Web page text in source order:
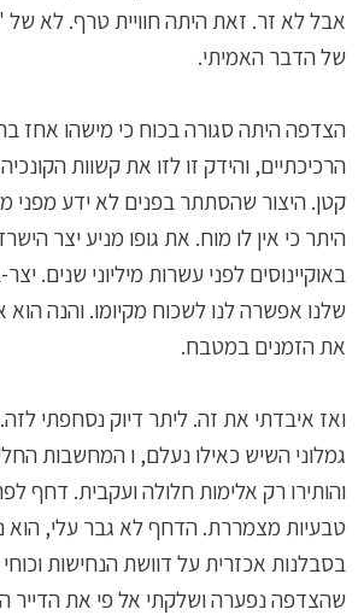
אבל לא זר. זאת היתה חוויית טרף. לא של
של הדבר האמיתי.
הצדפה היתה סגורה בכוח כי מישהו אחז
הרכיכתיים, והידק זו לזו את קשוות
קטן. היצור שהסתתר בפנים לא ידע מפני
היתר כי אין לו מוח. את גופו מניע יצר
באוקיינוסים לפני עשרות מיליוני שנים.
שלנו אפשרה לנו לשכוח מקיומו. והנה הוא
את הזמנים במטבח.
ואז איבדתי את זה. ליתר דיוק נסחפתי
גמלוני השיש כאילו נעלם, ו המחשבות
והותירו רק אלימות חלולה ועקבית. דחף
טבעיות מצמררת. הדחף לא גבר עלי, הוא
בסבלנות אכזרית על דוושת הנחישות
שהצדפה נפערה ושלקתי אל פי את הדייר